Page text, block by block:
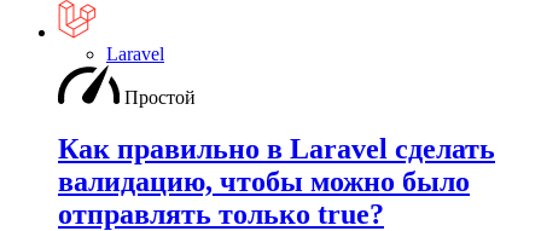
Laravel
Простой
Как правильно в Laravel сделать
валидацию, чтобы можно было
отправлять только true?